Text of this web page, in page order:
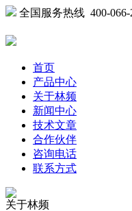
全国服务热线 400-066-
首页
产品中心
关于林频
新闻中心
技术文章
合作伙伴
咨询电话
联系方式
关于林频